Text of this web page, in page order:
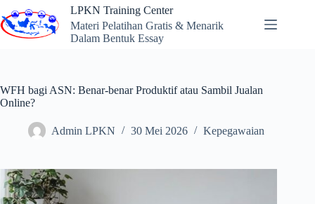
to
content
LPKN Training Center
Materi Pelatihan Gratis & Menarik
Dalam Bentuk Essay
WFH bagi ASN: Benar-benar Produktif atau Sambil Jualan
Online?
Admin LPKN 30 Mei 2026 Kepegawaian